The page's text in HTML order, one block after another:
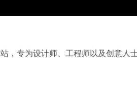
站，专为设计师、工程师以及创意人